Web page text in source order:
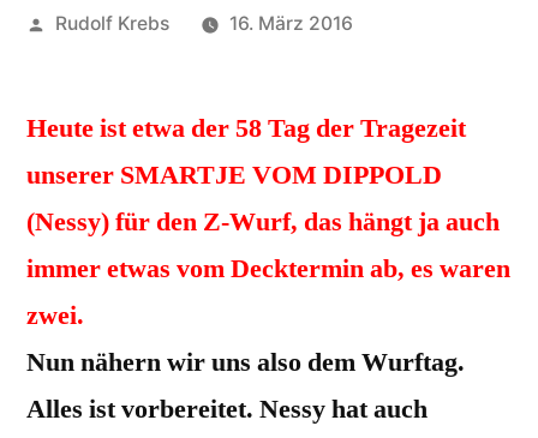
Veröffentlicht
Rudolf Krebs 16. März 2016
Heute ist etwa der 58 Tag der Tragezeit
unserer SMARTJE VOM DIPPOLD
(Nessy) für den Z-Wurf, das hängt ja auch
immer etwas vom Decktermin ab, es waren
zwei.
Nun nähern wir uns also dem Wurftag.
Alles ist vorbereitet. Nessy hat auch